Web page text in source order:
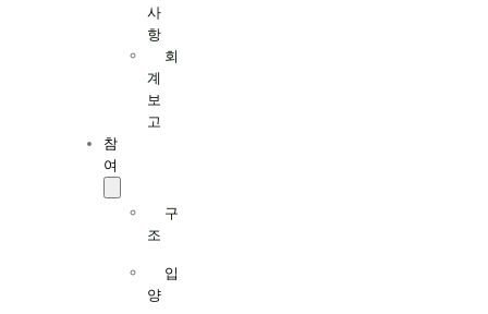
사
항
회
계
보
고
참
여
구
조
입
양